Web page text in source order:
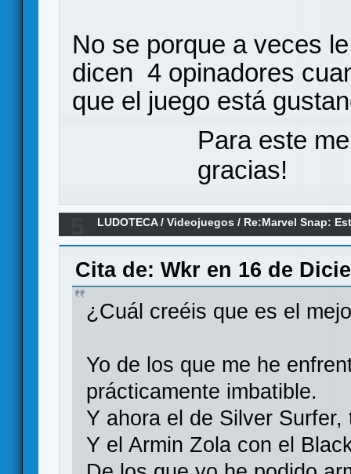
No se porque a veces
dicen 4 opinadores
que el juego está
Para este
gracias!
LUDOTECA/Videojuegos / Re:Marvel Snap:
Cita de: Wkr en 16 de
¿Cuál creéis que es el
Yo de los que me he
prácticamente imbatible.
Y ahora el de Silver
Y el Armin Zola con el